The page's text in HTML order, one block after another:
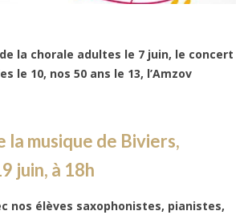
la chorale adultes le 7 juin, le concert
le 10, nos 50 ans le 13, l’Amzov
la musique de Biviers,
juin, à 18h
saxophonistes, pianistes,